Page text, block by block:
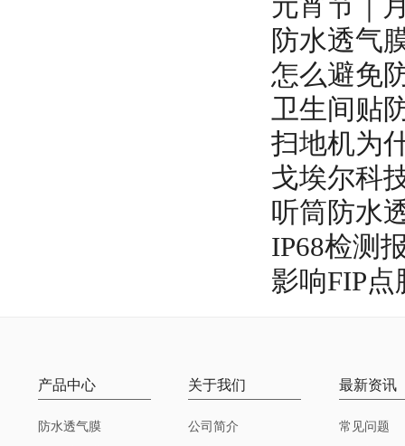
防水透气
怎么避免
卫生间贴
扫地机为
戈埃尔科
听筒防水
IP68检测
影响FIP
产品中心
防水透气膜
关于我们
公司简介
最新资讯
常见问题